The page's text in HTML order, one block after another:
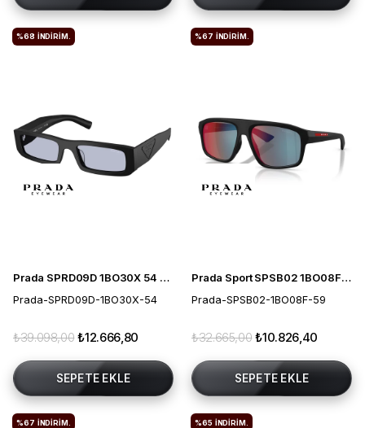
Prada SPRD09D 1BO30X 54 Kadın Güneş Gözlüğü
Prada-SPRD09D-1BO30X-54
₺12.666,80
₺39.098,00
SEPETE EKLE
%68 İNDIRIM.
Prada Sport SPSB02 1BO08F 59 Erkek Güneş Gözlüğü
Prada-SPSB02-1BO08F-59
₺10.826,40
₺32.665,00
SEPETE EKLE
%67 İNDIRIM.
%67 İNDIRIM. %65 İNDIRIM.